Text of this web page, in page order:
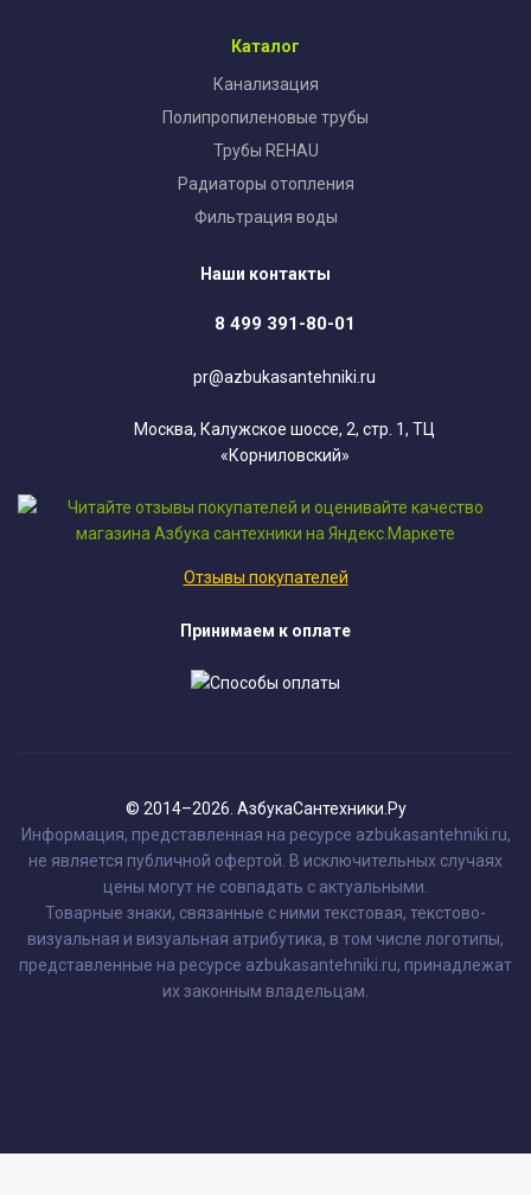
Каталог
Канализация
Полипропиленовые трубы
Трубы REHAU
Радиаторы отопления
Фильтрация воды
Наши контакты
8 499 391-80-01
pr@azbukasantehniki.ru
Москва, Калужское шоссе, 2, стр. 1, ТЦ
«Корниловский»
Отзывы покупателей
Принимаем к оплате
© 2014–2026. АзбукаСантехники.Ру
Информация, представленная на ресурсе azbukasantehniki.ru,
не является публичной офертой. В исключительных случаях
цены могут не совпадать с актуальными.
Товарные знаки, связанные с ними текстовая, текстово-
визуальная и визуальная атрибутика, в том числе логотипы,
представленные на ресурсе azbukasantehniki.ru, принадлежат
их законным владельцам.